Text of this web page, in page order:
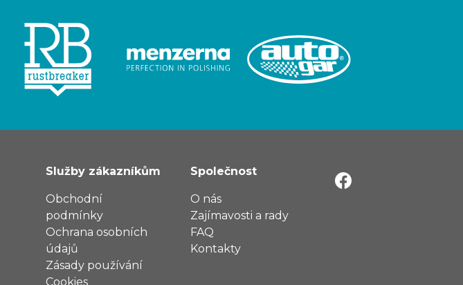
Služby zákazníkům
Obchodní
podmínky
Ochrana osobních
údajů
Zásady používání
Cookies
Společnost
O nás
Zajímavosti a rady
FAQ
Kontakty